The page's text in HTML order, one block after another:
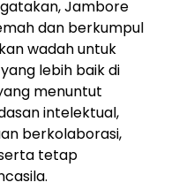
Jambore
dan berkumpul
wadah untuk
lebih baik di
menuntut
intelektual,
berkolaborasi,
tetap